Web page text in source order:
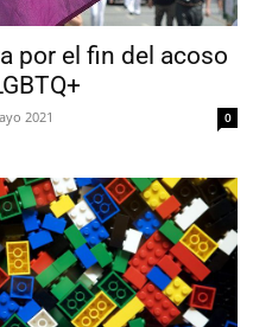
por el fin del acoso
2021 0